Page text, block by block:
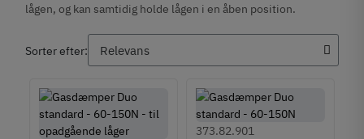
lågen, og kan samtidig holde lågen i en åben position.
Sorter efter:
373.82.901